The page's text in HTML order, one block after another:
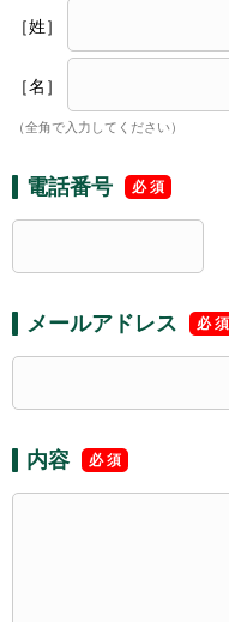
［姓］
［名］
（全角で入力してください）
電話番号
メールアドレス
内容